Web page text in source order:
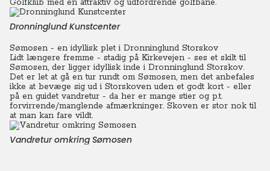
Golfklub med en attraktiv og udfordrende golfbane.
Dronninglund Kunstcenter
Sømosen - en idyllisk plet i Dronninglund Storskov
Lidt længere fremme - stadig på Kirkevejen - ses et skilt til
Sømosen, der ligger idyllisk inde i Dronninglund Storskov.
Det er let at gå en tur rundt om Sømosen, men det anbefales
ikke at bevæge sig ud i Storskoven uden et godt kort - eller
på en guidet vandretur - da her er mange stier og p.t.
forvirrende/manglende afmærkninger. Skoven er stor nok til
at man kan fare vildt.
Vandretur omkring Sømosen